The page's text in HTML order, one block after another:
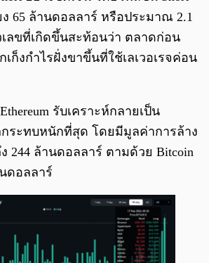
65 ล้านดอลลาร์ หรือประมาณ 2.1
ลขที่เกิดขึ้นสะท้อนว่า ตลาดก่อน
ก็งกำไรฝั่งขาขึ้นที่ใช้เลเวอเรจค่อน
รับเคราะห์กลายเป็น
ระทบหนักที่สุด โดยมีมูลค่าการล้าง
244 ล้านดอลลาร์ ตามด้วย Bitcoin
ดอลลาร์